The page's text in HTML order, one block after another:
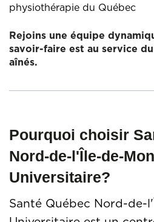
physiothérapie du Québec
Rejoins une équipe
savoir-faire est au service
aînés.
Pourquoi choisir
Nord-de-l'Île-de-
Universitaire?
Santé Québec Nord-de-